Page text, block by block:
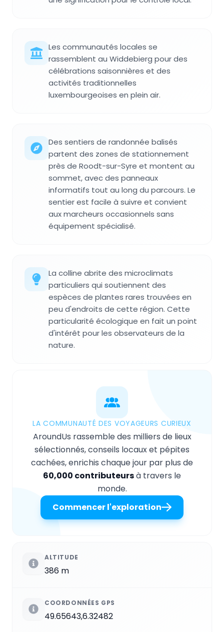
Les communautés locales se
rassemblent au Widdebierg pour des
célébrations saisonnières et des
activités traditionnelles
luxembourgeoises en plein air.
Des sentiers de randonnée balisés
partent des zones de stationnement
près de Roodt-sur-Syre et montent au
sommet, avec des panneaux
informatifs tout au long du parcours. Le
sentier est facile à suivre et convient
aux marcheurs occasionnels sans
équipement spécialisé.
La colline abrite des microclimats
particuliers qui soutiennent des
espèces de plantes rares trouvées en
peu d'endroits de cette région. Cette
particularité écologique en fait un point
d'intérêt pour les observateurs de la
nature.
LA COMMUNAUTÉ DES VOYAGEURS CURIEUX
AroundUs rassemble des milliers de lieux
sélectionnés, conseils locaux et pépites
cachées, enrichis chaque jour par plus de
60,000 contributeursà travers le
monde.
Commencer l'exploration
ALTITUDE
386 m
COORDONNÉES GPS
49.65643,6.32482